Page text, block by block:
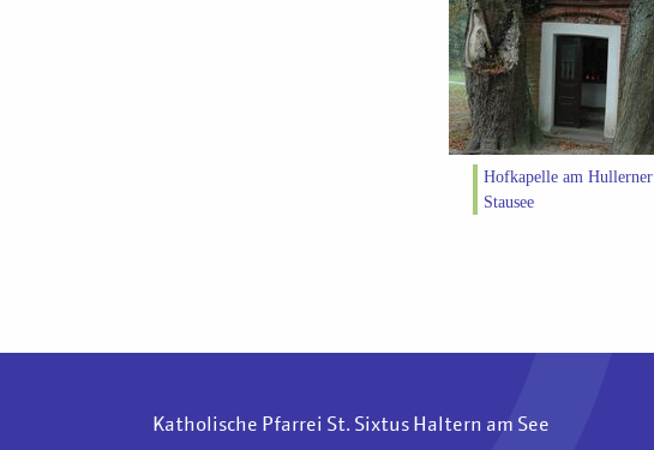
Hofkapelle am Hullerner
Stausee
Katholische Pfarrei St. Sixtus Haltern am See